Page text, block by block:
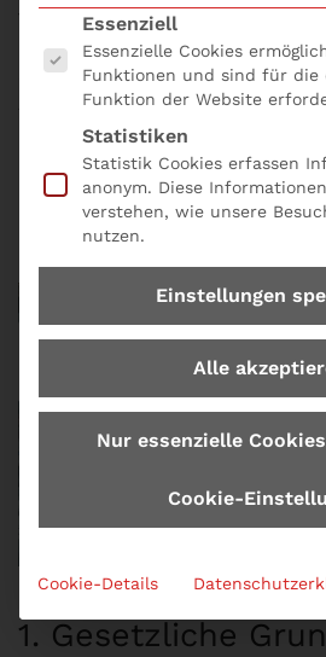
verfügst über weitreichende
Entscheidungsbefugnisse,
strenge gesetzliche Vorgaben
Artikel erhältst du einen klaren
deinen rechtlichen Rahmen –
auf das deutsche GmbHG und
Leitfaden, um deine Rechte
deine Pflichten zu erfüllen.
1. Gesetzliche
Es folgt eine Liste der
Essenziell
Essenzielle Cookies
Funktionen und sind für die
Funktion der Website
Statistiken
Statistik Cookies erfassen
anonym. Diese
verstehen, wie unsere
nutzen.
Einstellungen
Alle
Nur essenzielle
Cookie-
Cookie-Details